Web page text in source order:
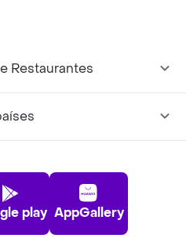
Restaurantes
play AppGallery